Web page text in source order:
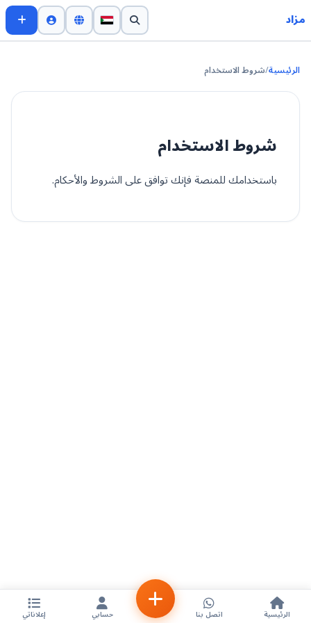
مزاد
الرئيسية/شروط الاستخدام
شروط الاستخدام
باستخدامك للمنصة فإنك توافق على الشروط والأحكام.
الرئيسية اتصل بنا حسابي إعلاناتي